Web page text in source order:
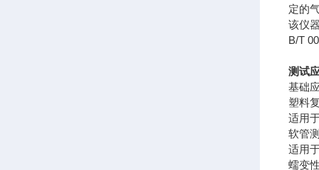
定的
该仪
B/T
测试
基础
塑料
适用
软管
适用
蠕变